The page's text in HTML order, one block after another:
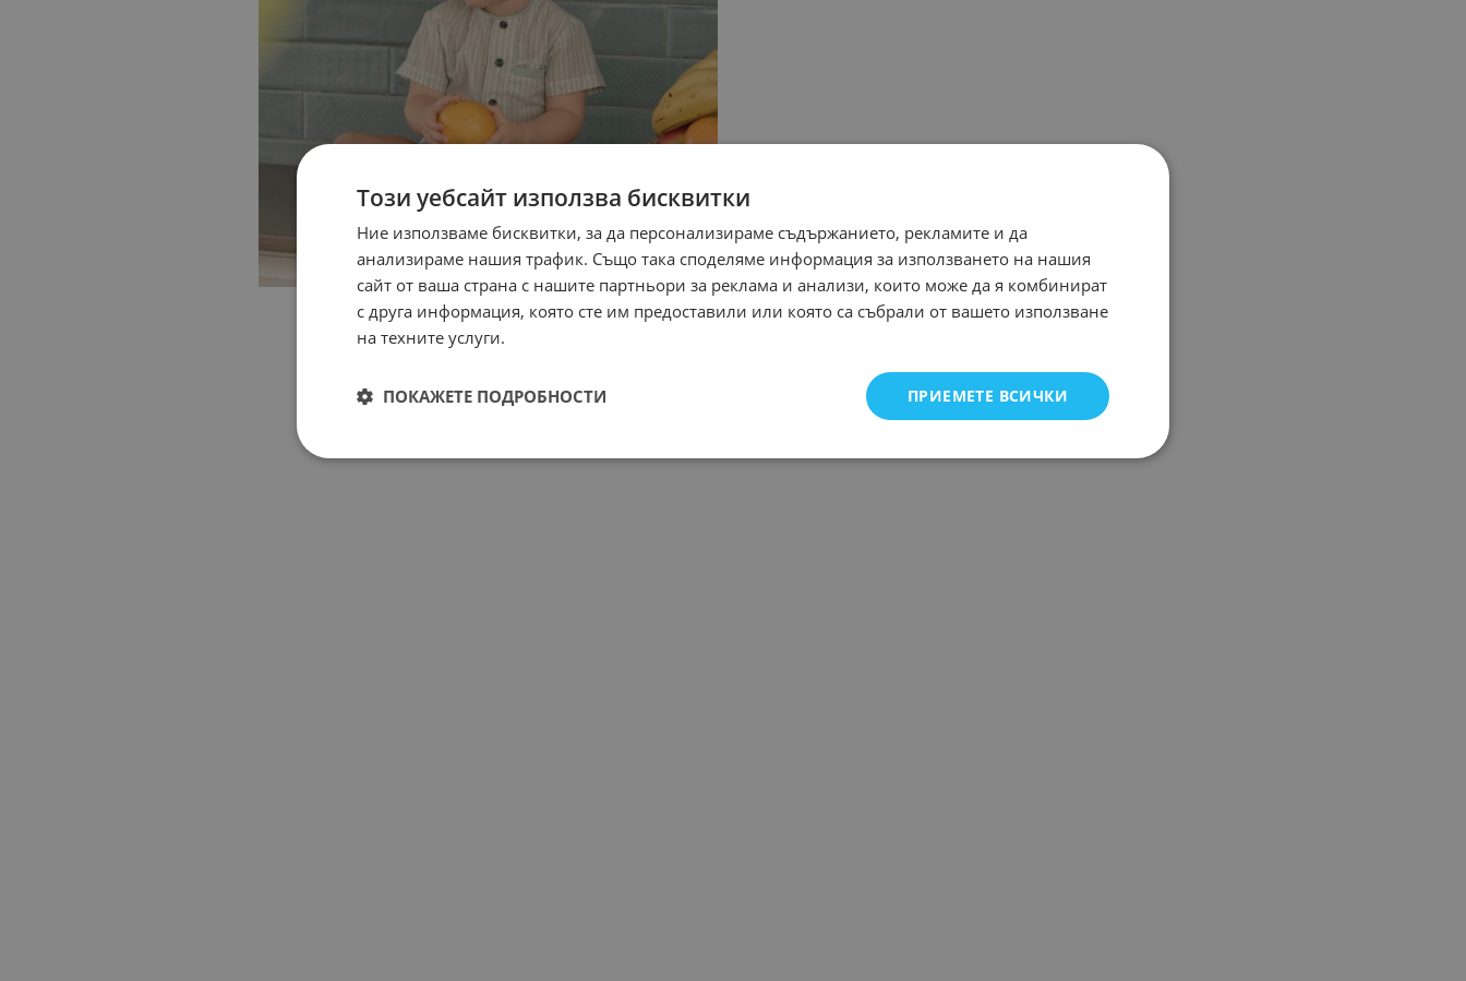
Този уебсайт използва бисквитки
Ние използваме бисквитки, за да персонализираме съдържанието, рекламите и да
анализираме нашия трафик. Също така споделяме информация за използването на нашия
сайт от ваша страна с нашите партньори за реклама и анализи, които може да я комбинират
с друга информация, която сте им предоставили или която са събрали от вашето използване
на техните услуги.
ПРИЕМЕТЕ ВСИЧКИ
ПОКАЖЕТЕ ПОДРОБНОСТИ